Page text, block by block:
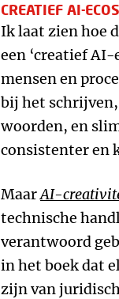
CREATIEF AI-
Ik laat zien hoe
een ‘creatief
mensen en
bij het
woorden, en
consistenter en
MaarAI-
technische
verantwoord
in het boek dat
zijn van